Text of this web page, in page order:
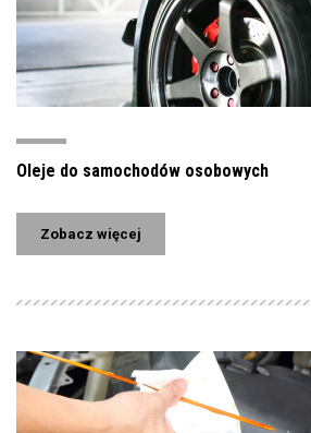
Oleje do samochodów osobowych
Zobacz więcej